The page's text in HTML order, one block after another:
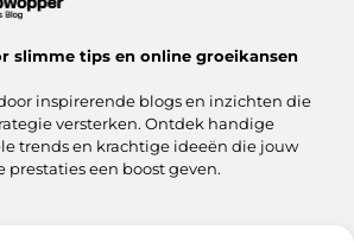
slimme tips en online groeikansen
inspirerende blogs en inzichten die
versterken. Ontdek handige
trends en krachtige ideeën die jouw
prestaties een boost geven.